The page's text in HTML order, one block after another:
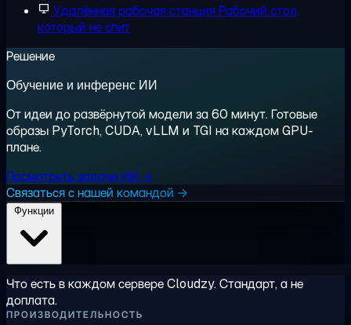
Удалённая рабочая станцияРабочий стол,
который не спит
Решение
Обучение и инференс ИИ
От идеи до развёрнутой модели за 60 минут. Готовые
образы PyTorch, CUDA, vLLM и TGI на каждом GPU-
плане.
Посмотреть задачи ИИ →
Связаться с нашей командой →
Что есть в каждом сервере Cloudzy. Стандарт, а не
доплата.
ПРОИЗВОДИТЕЛЬНОСТЬ